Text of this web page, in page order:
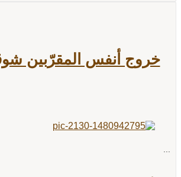
خروج أنفس المقرّبين